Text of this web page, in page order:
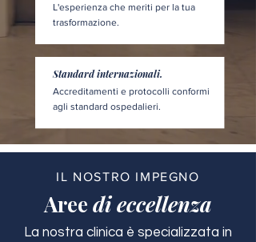
L'esperienza che meriti per la tua
trasformazione.
Standard internazionali.
Accreditamenti e protocolli conformi
agli standard ospedalieri.
IL NOSTRO IMPEGNO
Aree di eccellenza
La nostra clinica è specializzata in